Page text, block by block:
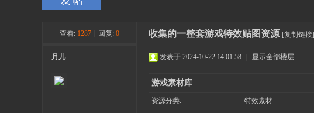
查看: 1287 回复: 0 收集的一整套游戏特效贴图资源 [复制链接]
月儿 发表于 2024-10-22 14:01:58 显示全部楼层
游戏素材库
资源分类: 特效素材